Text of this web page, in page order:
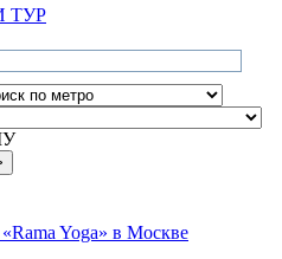
ТУР
Yoga» в Москве